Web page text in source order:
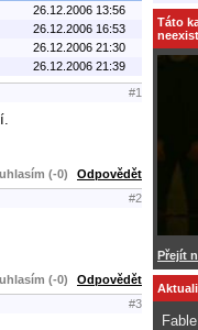
26.12.2006 13:56
26.12.2006 16:53
26.12.2006 21:30
26.12.2006 21:39
#1
(-0) Odpovědět
#2
(-0) Odpovědět
#3
Táto
Přejít